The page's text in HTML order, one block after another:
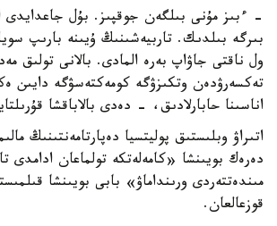
- ءبىز مۇنى بىلگەن جوقپىز. بۇل جاعدايدى
بىرگە بىلدىك. تاربيەشىنىڭ ۇيىنە بارىپ
ول ناقتى جاۋاپ بەرە المادى. بالانى تولىق
تەكسەرۋدەن وتكىزۋگە كومەكتەسۋگە دايىن
اناسىنا حابارلادىق، - دەدى بالاباقشا
اتىراۋ وبلىستىق پوليتسيا دەپارتامەنتىنىڭ
دەرەك بويىنشا «كامەلەتكە تولماعان ادامدى
مىندەتتەردى ورىنداماۋ» بابى بويىنشا
قوزعالعان.